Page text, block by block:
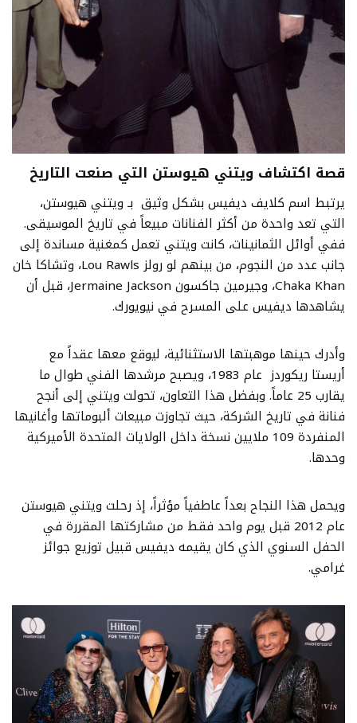
قصة اكتشاف ويتني هيوستن التي صنعت التاريخ
يرتبط اسم كلايف ديفيس بشكل وثيق بـ ويتني هيوستن،
التي تعد واحدة من أكثر الفنانات مبيعاً في تاريخ الموسيقى.
ففي أوائل الثمانينات، كانت ويتني تعمل كمغنية مساندة إلى
جانب عدد من النجوم، من بينهم لو رولز Lou Rawls، وتشاكا خان
Chaka Khan، وجيرمين جاكسون Jermaine Jackson، قبل أن
يشاهدها ديفيس على المسرح في نيويورك.
وأدرك حينها موهبتها الاستثنائية، ليوقع معها عقداً مع
أريستا ريكوردز عام 1983، ويصبح مرشدها الفني طوال ما
يقارب 25 عاماً. وبفضل هذا التعاون، تحولت ويتني إلى أنجح
فنانة في تاريخ الشركة، حيث تجاوزت مبيعات ألبوماتها وأغانيها
المنفردة 109 ملايين نسخة داخل الولايات المتحدة الأميركية
وحدها.
ويحمل هذا النجاح بعداً عاطفياً مؤثراً، إذ رحلت ويتني هيوستن
عام 2012 قبل يوم واحد فقط من مشاركتها المقررة في
الحفل السنوي الذي كان يقيمه ديفيس قبيل توزيع جوائز
غرامي.